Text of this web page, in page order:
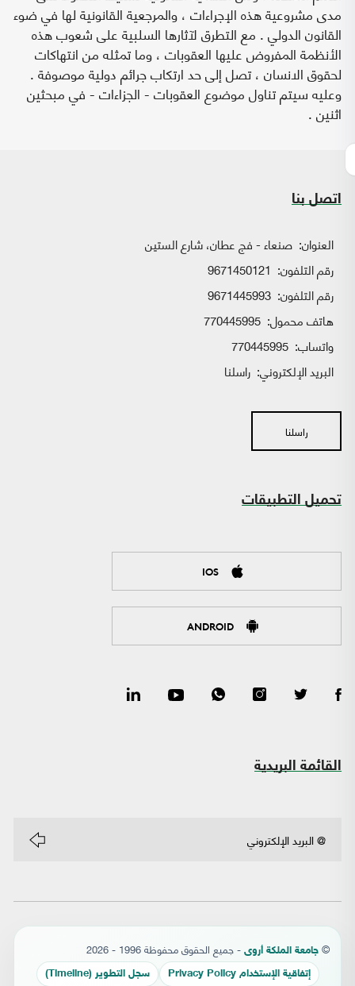
مدى مشروعية هذه الإجراءات ، والمرجعية القانونية لها في ضوء
القانون الدولي . مع التطرق لآثارها السلبية على شعوب هذه
الأنظمة المفروض عليها العقوبات ، وما تمثله من انتهاكات
لحقوق الانسان ، تصل إلى حد ارتكاب جرائم دولية موصوفة .
وعليه سيتم تناول موضوع العقوبات - الجزاءات - في مبحثين
اثنين .
اتصل بنا
العنوان: صنعاء - فج عطان، شارع الستين
رقم التلفون: 9671450121
رقم التلفون: 9671445993
هاتف محمول: 770445995
واتساب:
البريد الإلكتروني: راسلنا
راسلنا
تحميل التطبيقات
IOS
ANDROID
القائمة البريدية
© جامعة الملكة أروى - جميع الحقوق محفوظة 1996 - 2026
إتفاقية الإستخدام Privacy Policy سجل التطوير (Timeline)